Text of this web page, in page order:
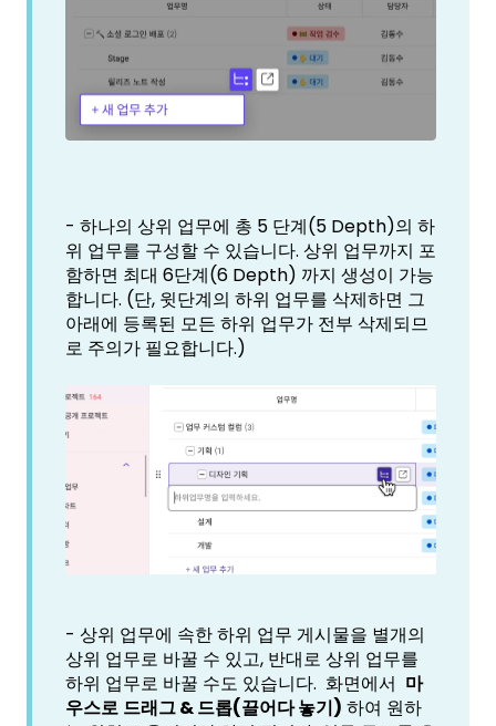
- 하나의 상위 업무에 총 5 단계(5 Depth)의 하
위 업무를 구성할 수 있습니다. 상위 업무까지 포
함하면 최대 6단계(6 Depth) 까지 생성이 가능
합니다. (단, 윗단계의 하위 업무를 삭제하면 그
아래에 등록된 모든 하위 업무가 전부 삭제되므
로 주의가 필요합니다.)
- 상위 업무에 속한 하위 업무 게시물을 별개의
상위 업무로 바꿀 수 있고, 반대로 상위 업무를
하위 업무로 바꿀 수도 있습니다. 화면에서 마
우스로 드래그 & 드롭(끌어다 놓기) 하여 원하